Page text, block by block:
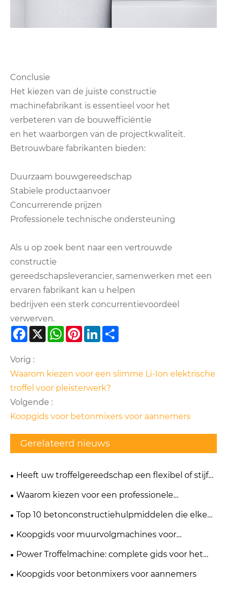
Conclusie
Het kiezen van de juiste constructie
machinefabrikant is essentieel voor het
verbeteren van de bouwefficiëntie
en het waarborgen van de projectkwaliteit.
Betrouwbare fabrikanten bieden:
Duurzaam bouwgereedschap
Stabiele productaanvoer
Concurrerende prijzen
Professionele technische ondersteuning
Als u op zoek bent naar een vertrouwde
constructie
gereedschapsleverancier, samenwerken met een
ervaren fabrikant kan u helpen
bedrijven een sterk concurrentievoordeel
verwerven.
Facebook
X WhatsApp
PinterestLinkedIn
Vorig :
Waarom kiezen voor een slimme Li-Ion elektrische
troffel voor pleisterwerk?
Volgende :
Koopgids voor betonmixers voor aannemers
Gerelateerd nieuws
Heeft uw troffelgereedschap een flexibel of stijf
blad voor specifieke morteltypen?
Waarom kiezen voor een professionele
bouwgereedschapfabriek voor uw bedrijf?
Top 10 betonconstructiehulpmiddelen die elke
aannemer nodig heeft
Koopgids voor muurvolgmachines voor
elektriciens en bouwers
Power Troffelmachine: complete gids voor het
afwerken van betonnen vloeren
Koopgids voor betonmixers voor aannemers